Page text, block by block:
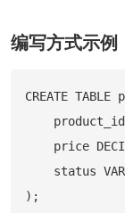
编写方式示例
CREATE
price
status